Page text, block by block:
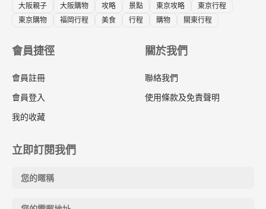
大阪親子
大阪購物 攻略 景點 東京攻略
東京行程
東京購物
福岡行程 美食 行程 購物 關東行程
會員捷徑
會員註冊
會員登入
我的收藏
關於我們
聯絡我們
使用條款及免責聲明
立即訂閱我們